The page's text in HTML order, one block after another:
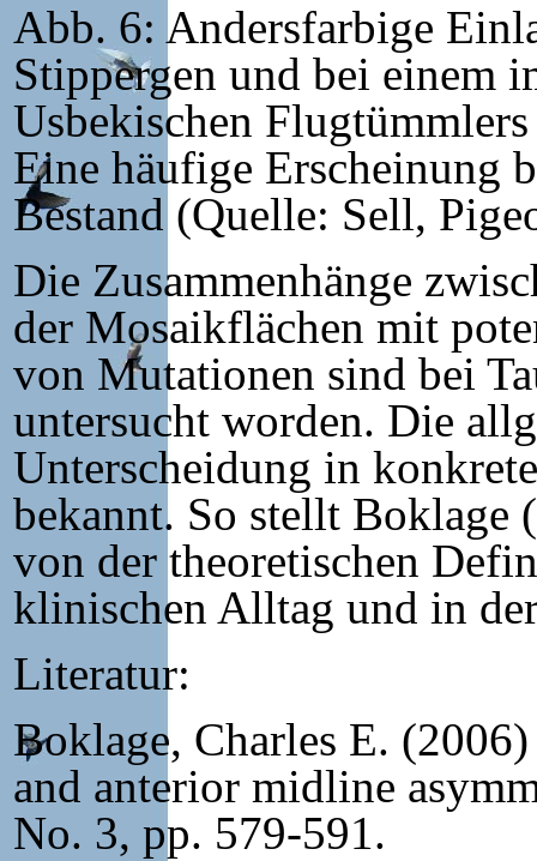
Abb. 6: Andersfarbige
Stippergen und bei einem
Usbekischen
Eine häufige Erscheinung
Bestand (Quelle: Sell,
Die Zusammenhänge
der Mosaikflächen mit
von Mutationen sind bei
untersucht worden. Die
Unterscheidung in
bekannt. So stellt Boklage
von der theoretischen
klinischen Alltag und in
Literatur:
Boklage, Charles E.
and anterior midline
No. 3, pp. 579-591.